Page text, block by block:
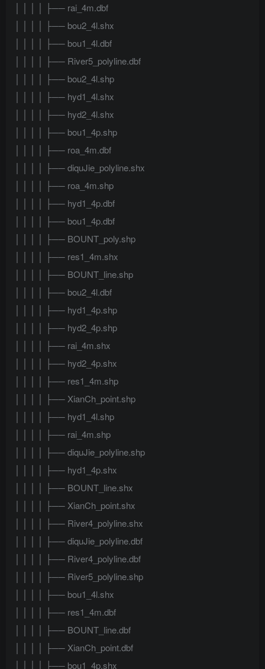
│ │ │ │ ├── rai_4m.dbf
│ │ │ │ ├── bou2_4l.shx
│ │ │ │ ├── bou1_4l.dbf
│ │ │ │ ├── River5_polyline.dbf
│ │ │ │ ├── bou2_4l.shp
│ │ │ │ ├── hyd1_4l.shx
│ │ │ │ ├── hyd2_4l.shx
│ │ │ │ ├── bou1_4p.shp
│ │ │ │ ├── roa_4m.dbf
│ │ │ │ ├── diquJie_polyline.shx
│ │ │ │ ├── roa_4m.shp
│ │ │ │ ├── hyd1_4p.dbf
│ │ │ │ ├── bou1_4p.dbf
│ │ │ │ ├── BOUNT_poly.shp
│ │ │ │ ├── res1_4m.shx
│ │ │ │ ├── BOUNT_line.shp
│ │ │ │ ├── bou2_4l.dbf
│ │ │ │ ├── hyd1_4p.shp
│ │ │ │ ├── hyd2_4p.shp
│ │ │ │ ├── rai_4m.shx
│ │ │ │ ├── hyd2_4p.shx
│ │ │ │ ├── res1_4m.shp
│ │ │ │ ├── XianCh_point.shp
│ │ │ │ ├── hyd1_4l.shp
│ │ │ │ ├── rai_4m.shp
│ │ │ │ ├── diquJie_polyline.shp
│ │ │ │ ├── hyd1_4p.shx
│ │ │ │ ├── BOUNT_line.shx
│ │ │ │ ├── XianCh_point.shx
│ │ │ │ ├── River4_polyline.shx
│ │ │ │ ├── diquJie_polyline.dbf
│ │ │ │ ├── River4_polyline.dbf
│ │ │ │ ├── River5_polyline.shp
│ │ │ │ ├── bou1_4l.shx
│ │ │ │ ├── res1_4m.dbf
│ │ │ │ ├── BOUNT_line.dbf
│ │ │ │ ├── XianCh_point.dbf
│ │ │ │ ├── bou1_4p.shx